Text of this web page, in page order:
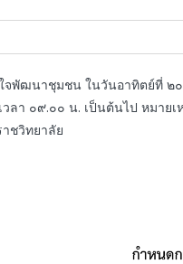
จพัฒนาชุมชน ในวันอาทิตย์ที่
ลา ๐๙.๐๐ น. เป็นต้นไป หมาย
ชวิทยาลัย